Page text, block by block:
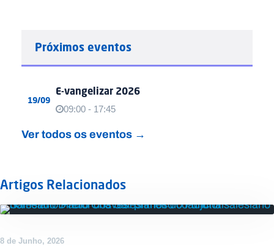
Próximos eventos
19/09
E-vangelizar 2026
09:00 - 17:45
Ver todos os eventos →
Artigos Relacionados
8 de Junho, 2026